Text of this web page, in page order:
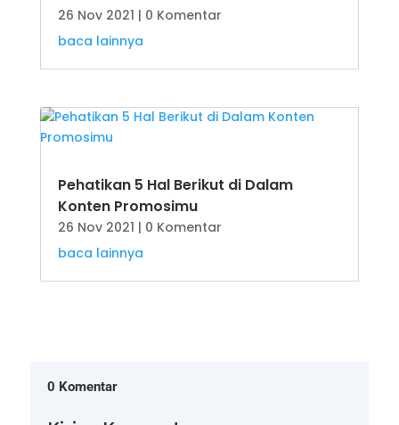
26 Nov 2021 | 0 Komentar
baca lainnya
Pehatikan 5 Hal Berikut di Dalam
Konten Promosimu
26 Nov 2021 | 0 Komentar
baca lainnya
0 Komentar